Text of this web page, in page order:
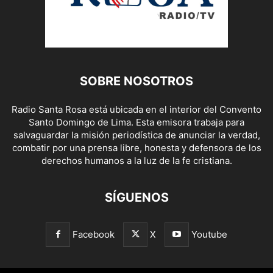
SOBRE NOSOTROS
Radio Santa Rosa está ubicada en el interior del Convento
Santo Domingo de Lima. Esta emisora trabaja para
salvaguardar la misión periodística de anunciar la verdad,
combatir por una prensa libre, honesta y defensora de los
derechos humanos a la luz de la fe cristiana.
SÍGUENOS
Facebook X Youtube